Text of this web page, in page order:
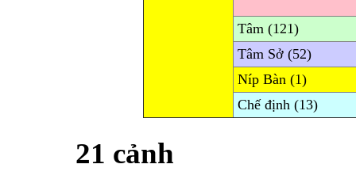
Tâm (121)
Tâm Sở (52)
Níp Bàn (1)
Chế định (13)
21 cảnh